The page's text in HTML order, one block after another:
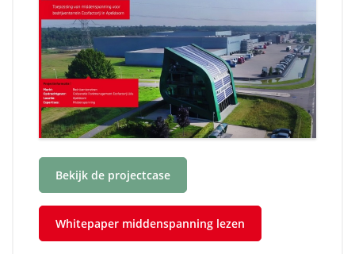
Bekijk de projectcase
Whitepaper middenspanning lezen